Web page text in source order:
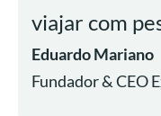
viajar com
Eduardo Mariano
Fundador & CEO